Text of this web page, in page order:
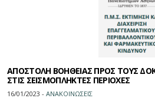
ΑΠΟΣΤΟΛΗ ΒΟΗΘΕΙΑΣ ΠΡΟΣ ΤΟΥΣ
ΣΤΙΣ ΣΕΙΣΜΟΠΛΗΚΤΕΣ ΠΕΡΙΟΧΕΣ
16/01/2023 - ΑΝΑΚΟΙΝΩΣΕΙΣ